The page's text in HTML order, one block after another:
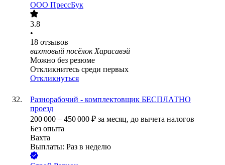
ООО ПрессБук
3.8
•
18 отзывов
вахтовый посёлок Харасавэй
Можно без резюме
Откликнитесь среди первых
Откликнуться
Разнорабочий - комплектовщик БЕСПЛАТНО
проезд
200 000 – 450 000 ₽ за месяц, до вычета налогов
Без опыта
Вахта
Выплаты: Раз в неделю